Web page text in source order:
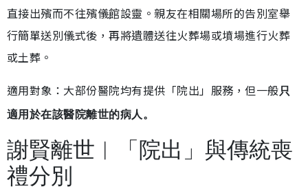
直接出殯而不往殯儀館設靈。親友在相關場所的告別室舉
行簡單送別儀式後，再將遺體送往火葬場或墳場進行火葬
或土葬。
適用對象：大部份醫院均有提供「院出」服務，但一般只
適用於在該醫院離世的病人。
謝賢離世︱「院出」與傳統喪
禮分別